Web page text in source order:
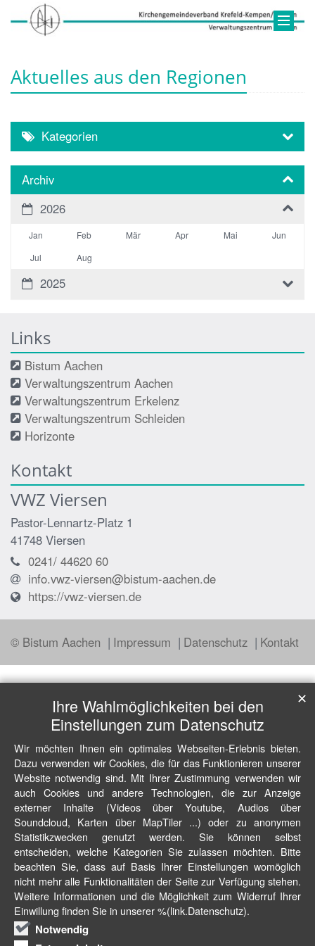
Aktuelles aus den Regionen
Kategorien
Archiv
2026
Jan Feb Mär Apr Mai
Jun
Jul
Aug
2025
Links
Bistum Aachen
Verwaltungszentrum Aachen
Verwaltungszentrum Erkelenz
Verwaltungszentrum Schleiden
Horizonte
Kontakt
VWZ Viersen
Pastor-Lennartz-Platz 1
41748 Viersen
0241/ 44620 60
info.vwz-viersen@bistum-aachen.de
https://vwz-viersen.de
© Bistum Aachen Impressum Datenschutz Kontakt
Ihre Wahlmöglichkeiten bei den
Einstellungen zum Datenschutz
Wir möchten Ihnen ein optimales Webseiten-Erlebnis bieten.
Dazu verwenden wir Cookies, die für das Funktionieren unserer
Website notwendig sind. Mit Ihrer Zustimmung verwenden wir
auch Cookies und andere Technologien, die zur Anzeige
externer Inhalte (Videos über Youtube, Audios über
Soundcloud, Karten über MapTiler ...) oder zu anonymen
Statistikzwecken genutzt werden. Sie können selbst
entscheiden, welche Kategorien Sie zulassen möchten. Bitte
beachten Sie, dass auf Basis Ihrer Einstellungen womöglich
nicht mehr alle Funktionalitäten der Seite zur Verfügung stehen.
Weitere Informationen und die Möglichkeit zum Widerruf Ihrer
Einwillung finden Sie in unserer %(link.Datenschutz).
Notwendig
✕